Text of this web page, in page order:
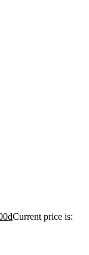
₫Current price is: